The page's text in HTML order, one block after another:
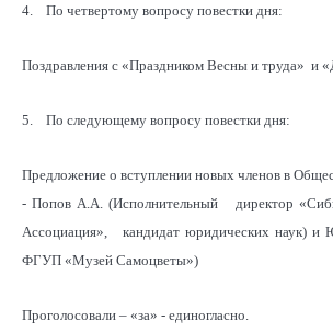
4. По четвертому вопросу повестки дня:
Поздравления с «Праздником Весны и труда» и
5. По следующему вопросу повестки дня:
Предложение о вступлении новых членов в
- Попов А.А. (Исполнительный директор
Ассоциация», кандидат юридических наук) и
ФГУП «Музей Самоцветы»)
Проголосовали – «за» - единогласно.